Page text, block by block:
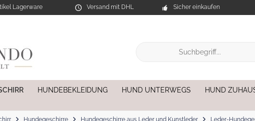
Lagerware Versand mit DHL Sicher einkaufen
HUNDEBEKLEIDUNG HUND UNTERWEGS HUND
Hundegeschirre Hundegeschirre aus Leder und Kunstleder Leder-